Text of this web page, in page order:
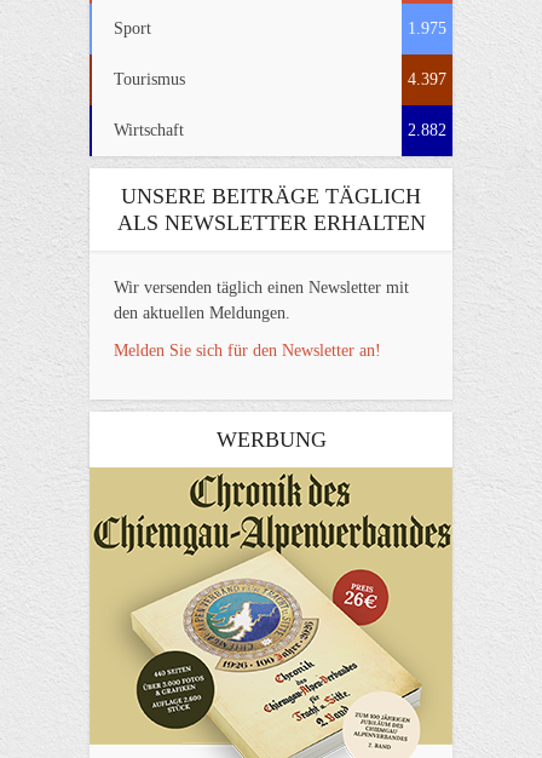
Sport 1.975
Tourismus 4.397
Wirtschaft 2.882
UNSERE BEITRÄGE TÄGLICH
ALS NEWSLETTER ERHALTEN
Wir versenden täglich einen Newsletter mit
den aktuellen Meldungen.
Melden Sie sich für den Newsletter an!
WERBUNG